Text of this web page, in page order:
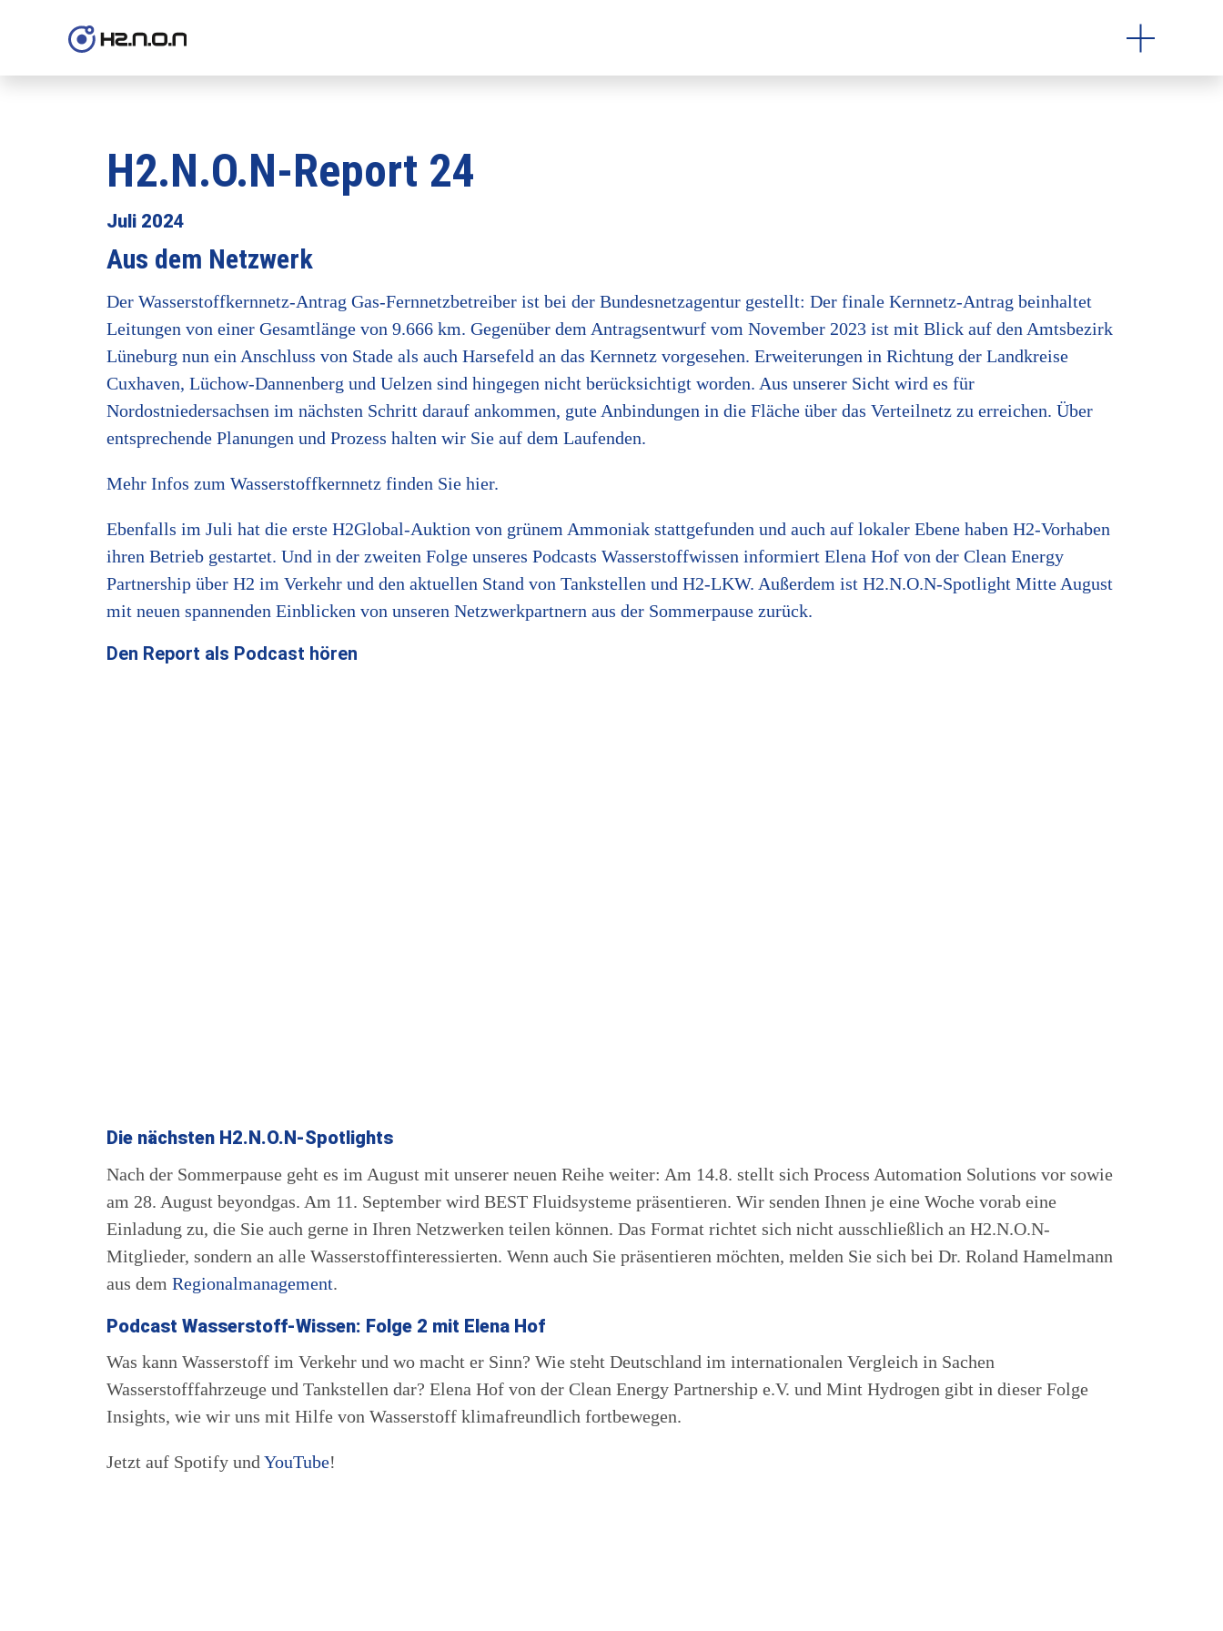
H2.N.O.N-Report 24
Juli 2024
Aus dem Netzwerk
Der Wasserstoffkernnetz-Antrag Gas-Fernnetzbetreiber ist bei der Bundesnetzagentur gestellt: Der finale Kernnetz-Antrag beinhaltet
Leitungen von einer Gesamtlänge von 9.666 km. Gegenüber dem Antragsentwurf vom November 2023 ist mit Blick auf den Amtsbezirk
Lüneburg nun ein Anschluss von Stade als auch Harsefeld an das Kernnetz vorgesehen. Erweiterungen in Richtung der Landkreise
Cuxhaven, Lüchow-Dannenberg und Uelzen sind hingegen nicht berücksichtigt worden. Aus unserer Sicht wird es für
Nordostniedersachsen im nächsten Schritt darauf ankommen, gute Anbindungen in die Fläche über das Verteilnetz zu erreichen. Über
entsprechende Planungen und Prozess halten wir Sie auf dem Laufenden.
Mehr Infos zum Wasserstoffkernnetz finden Sie hier.
Ebenfalls im Juli hat die erste H2Global-Auktion von grünem Ammoniak stattgefunden und auch auf lokaler Ebene haben H2-Vorhaben
ihren Betrieb gestartet. Und in der zweiten Folge unseres Podcasts Wasserstoffwissen informiert Elena Hof von der Clean Energy
Partnership über H2 im Verkehr und den aktuellen Stand von Tankstellen und H2-LKW. Außerdem ist H2.N.O.N-Spotlight Mitte August
mit neuen spannenden Einblicken von unseren Netzwerkpartnern aus der Sommerpause zurück.
Den Report als Podcast hören
Die nächsten H2.N.O.N-Spotlights
Nach der Sommerpause geht es im August mit unserer neuen Reihe weiter: Am 14.8. stellt sich Process Automation Solutions vor sowie
am 28. August beyondgas. Am 11. September wird BEST Fluidsysteme präsentieren. Wir senden Ihnen je eine Woche vorab eine
Einladung zu, die Sie auch gerne in Ihren Netzwerken teilen können. Das Format richtet sich nicht ausschließlich an H2.N.O.N-
Mitglieder, sondern an alle Wasserstoffinteressierten. Wenn auch Sie präsentieren möchten, melden Sie sich bei Dr. Roland Hamelmann
aus dem Regionalmanagement.
Podcast Wasserstoff-Wissen: Folge 2 mit Elena Hof
Was kann Wasserstoff im Verkehr und wo macht er Sinn? Wie steht Deutschland im internationalen Vergleich in Sachen
Wasserstofffahrzeuge und Tankstellen dar? Elena Hof von der Clean Energy Partnership e.V. und Mint Hydrogen gibt in dieser Folge
Insights, wie wir uns mit Hilfe von Wasserstoff klimafreundlich fortbewegen.
Jetzt auf Spotify und YouTube!